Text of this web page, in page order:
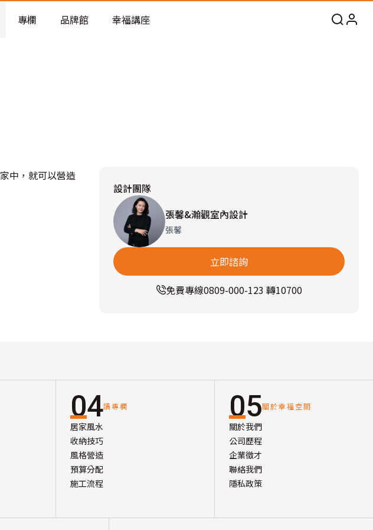
煥新術
專欄 品牌館 幸福講座
中，就可以營造
設計團隊
張馨&瀚觀室內設計
張馨
立即諮詢
免費專線0809-000-123 轉10700
04讀專欄
居家風水
收納技巧
風格營造
預算分配
施工流程
05關於幸福空間
關於我們
公司歷程
企業徵才
聯絡我們
隱私政策